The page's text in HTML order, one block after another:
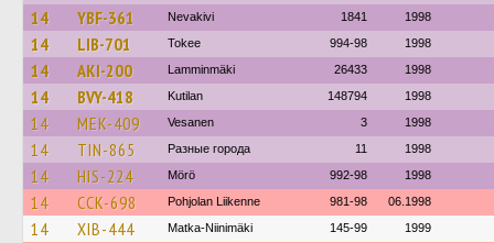
14 YBF-361 Nevakivi 1841 1998
14 LIB-701 Tokee 994-98 1998
14 AKI-200 Lamminmäki 26433 1998
14 BVY-418 Kutilan 148794 1998
14 MEK-409 Vesanen 3 1998
14 TIN-865 Разные города 11 1998
14 HIS-224 Mörö 992-98 1998
14 CCK-698 Pohjolan Liikenne 981-98 06.1998
14 XIB-444 Matka-Niinimäki 145-99 1999